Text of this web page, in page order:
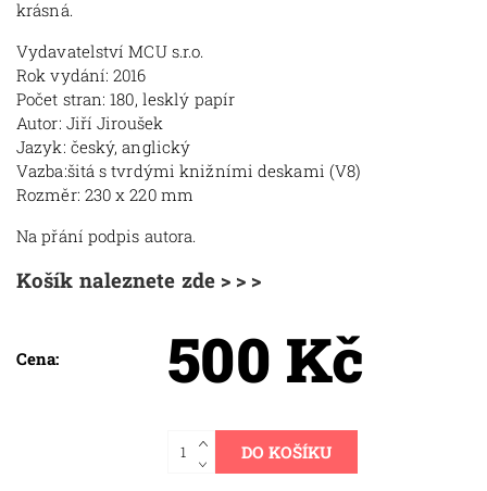
krásná.
Vydavatelství MCU s.r.o.
Rok vydání: 2016
Počet stran: 180, lesklý papír
Autor: Jiří Jiroušek
Jazyk: český, anglický
Vazba:šitá s tvrdými knižními deskami (V8)
Rozměr: 230 x 220 mm
Na přání podpis autora.
Košík naleznete zde > > >
Cena: 500 Kč